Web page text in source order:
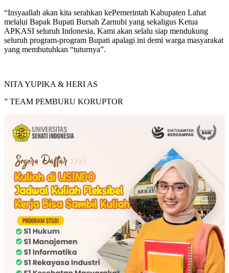
“Insyaallah akan kita serahkan kePemerintah Kabupaten Lahat
melalui Bapak Bupati Bursah Zarnubi yang sekaligus Ketua
APKASI seluruh Indonesia, Kami akan selalu siap mendukung
seluruh program-program Bupati apalagi ini demi warga masyarakat
yang membutuhkan “tuturnya”.
NITA YUPIKA & HERI AS
” TEAM PEMBURU KORUPTOR